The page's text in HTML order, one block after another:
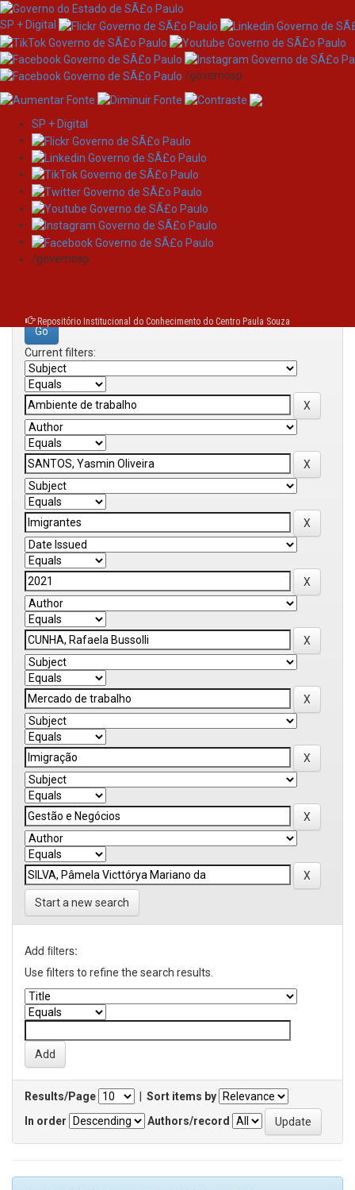
Skip
navigation
SP + Digital
/governosp
SP + Digital
/governosp
Repositório Institucional do Conhecimento do Centro Paula Souza
Search
Search:
Current filters:
Start a new search
Add filters:
Use filters to refine the search results.
Results/Page
Sort items by
In order
Authors/record